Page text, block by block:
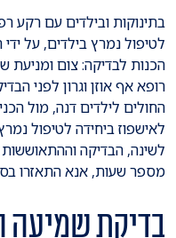
בתינוקות ובילדים עם רקע
לטיפול נמרץ בילדים, על ידי
הכנות לבדיקה: צום ומניעת
רופא אף אוזן וגרון לפני
לאישפוז ביחידה לטיפול
לשינה, הבדיקה
מספר שעות, אנא התאזרו
בדיקת שמיעה